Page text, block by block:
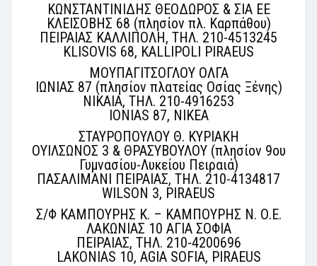
ΚΩΝΣΤΑΝΤΙΝΙΔΗΣ ΘΕΟΔΩΡΟΣ & ΣΙΑ ΕΕ
ΚΛΕΙΣΟΒΗΣ 68 (πλησίον πλ. Καρπάθου)
ΠΕΙΡΑΙΑΣ ΚΑΛΛΙΠΟΛΗ, ΤΗΛ. 210-4513245
KLISOVIS 68, KALLIPOLI PIRAEUS
ΜΟΥΠΑΓΙΤΣΟΓΛΟΥ ΟΛΓΑ
ΙΩΝΙΑΣ 87 (πλησίον πλατείας Οσίας Ξένης)
ΝΙΚΑΙΑ, ΤΗΛ. 210-4916253
IONIAS 87, NIKEA
ΣΤΑΥΡΟΠΟΥΛΟΥ Θ. ΚΥΡΙΑΚΗ
ΟΥΙΛΣΩΝΟΣ 3 & ΘΡΑΣΥΒΟΥΛΟΥ (πλησίον 9ου
Γυμνασίου-Λυκείου Πειραιά)
ΠΑΣΑΛΙΜΑΝΙ ΠΕΙΡΑΙΑΣ, ΤΗΛ. 210-4134817
WILSON 3, PIRAEUS
Σ/Φ ΚΑΜΠΟΥΡΗΣ Κ. – ΚΑΜΠΟΥΡΗΣ Ν. Ο.Ε.
ΛΑΚΩΝΙΑΣ 10 ΑΓΙΑ ΣΟΦΙΑ
ΠΕΙΡΑΙΑΣ, ΤΗΛ. 210-4200696
LAKONIAS 10, AGIA SOFIA, PIRAEUS